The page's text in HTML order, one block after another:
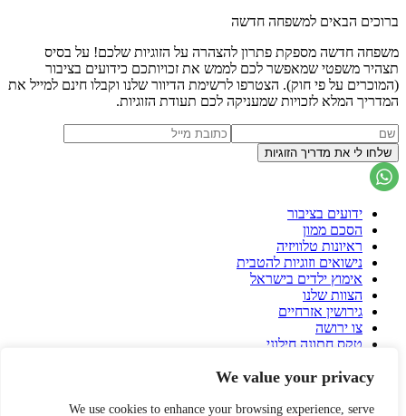
We value your privacy
We use cookies to enhance your browsing experience, serve
ברוכים הבאים למשפחה חדשה
משפחה חדשה מספקת פתרון להצהרה על הזוגיות שלכם! על בסיס
תצהיר משפטי שמאפשר לכם לממש את זכויותכם כידועים בציבור
(המוכרים על פי חוק). הצטרפו לרשימת הדיוור שלנו וקבלו חינם למייל את
המדריך המלא לזכויות שמעניקה לכם תעודת הזוגיות.
ידועים בציבור
הסכם ממון
ראיונות טלוויזיה
נישואים וזוגיות להטבית
אימוץ ילדים בישראל
הצוות שלנו
גירושין אזרחיים
צו ירושה
טקס חתונה חילוני
פונדקאות בישראל
הורות גאה